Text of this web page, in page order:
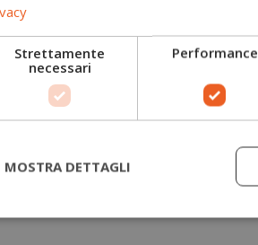
Scarponi antitaglio
Giacche forestali
+
Strettamente
necessari
Performance
MOSTRA DETTAGLI